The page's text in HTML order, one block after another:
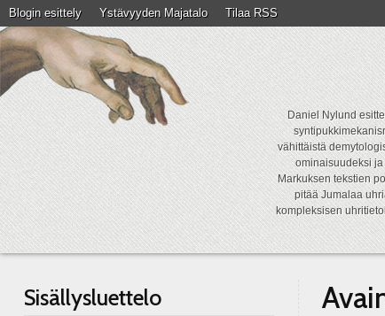
Blogin esittely Ystävyyden Majatalo Tilaa RSS
Daniel Nylund
vähittäistä
ominaisuudeksi
Markuksen tekstien
pitää Jumalaa
kompleksisen
Sisällysluettelo